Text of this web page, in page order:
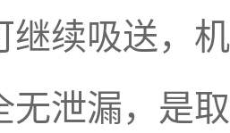
继续吸送，
无泄漏，是